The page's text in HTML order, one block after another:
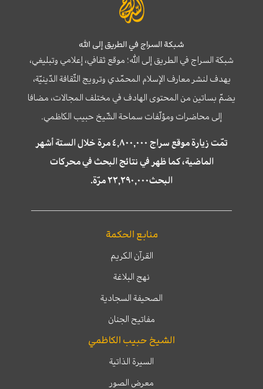
شبكة السراج في الطريق إلى الله
شبكة السراج في الطريق إلى الله؛ موقع ثقافي، إعلامي وتبليغي،
يهدف لنشر معارف الإسلام المحمّدي وترويج الثّقافة الدّينيّة،
يضمّ بساتين من المحتوى الهادف في مختلف المجالات، مضافا
إلى محاضرات ومؤلّفات سماحة الشّيخ حبيب الكاظمي.
تمّت زيارة موقع سراج ٤,٨٠٠,٠٠٠ مرة خلال الستة أشهر
الماضية، كما ظهر في نتائج البحث في محركات
البحث٢٢,٢٩٠,٠٠٠ مرّة.
منابع الحكمة
القرآن الكريم
نهج البلاغة
الصحيفة السجادية
مفاتيح الجنان
الشيخ حبيب الكاظمي
السيرة الذاتية
معرض الصور